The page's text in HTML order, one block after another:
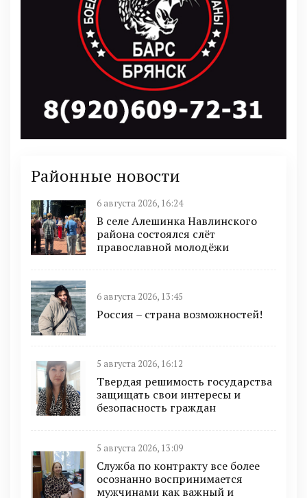
Районные новости
6 августа 2026, 16:24
В селе Алешинка Навлинского
района состоялся слёт
православной молодёжи
6 августа 2026, 13:45
Россия – страна возможностей!
5 августа 2026, 16:12
Твердая решимость государства
защищать свои интересы и
безопасность граждан
5 августа 2026, 13:09
Служба по контракту все более
осознанно воспринимается
мужчинами как важный и